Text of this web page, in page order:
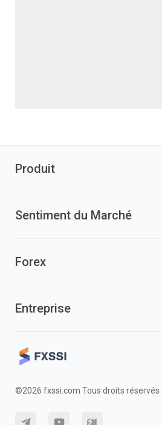
Produit
Sentiment du Marché
Forex
Entreprise
©2026 fxssi.com Tous droits réservés